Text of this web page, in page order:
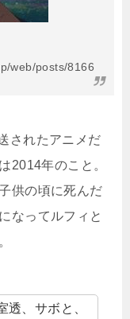
web/posts/8166
されたアニメだ
2014年のこと。
供の頃に死んだ
なってルフィと
透、サボと、